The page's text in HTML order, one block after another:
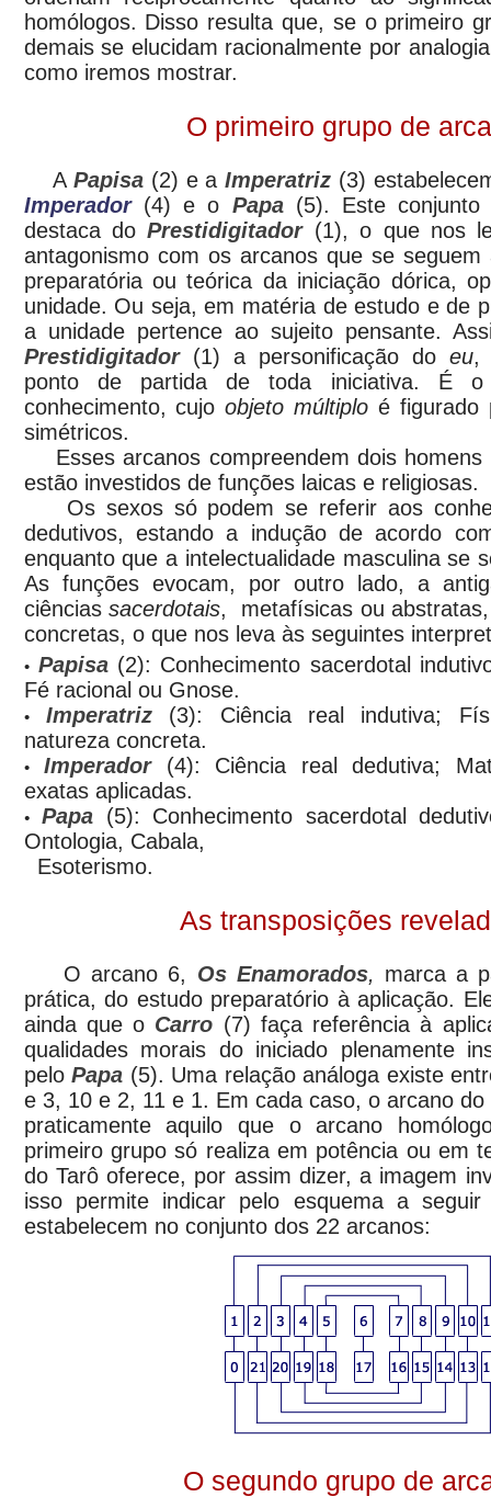
homólogos. Disso resulta que, se o primeiro
demais se elucidam racionalmente por
como iremos mostrar.
O primeiro grupo de
APapisa (2) e aImperatriz (3)
Imperador (4) e o Papa(5). Este conjunto
destaca doPrestidigitador(1), o que nos
antagonismo com os arcanos que se
preparatória ou teórica da iniciação dórica,
unidade. Ou seja, em matéria de estudo e de
a unidade pertence ao sujeito pensante.
Prestidigitador(1) a personificação doeu,
ponto de partida de toda iniciativa. É
conhecimento, cujoobjeto múltiplo é figurado
simétricos.
Esses arcanos compreendem dois homens
estão investidos de funções laicas e religiosas.
Os sexos só podem se referir aos
dedutivos, estando a indução de acordo
enquanto que a intelectualidade masculina se
As funções evocam, por outro lado, a
ciências sacerdotais, metafísicas ou
concretas, o que nos leva às seguintes
• Papisa(2): Conhecimento sacerdotal
Fé racional ou Gnose.
• Imperatriz(3): Ciência real indutiva;
natureza concreta.
• Imperador
(4): Ciência real dedutiva;
exatas aplicadas.
• Papa (5): Conhecimento sacerdotal
Ontologia, Cabala,
Esoterismo.
As transposições
O arcano 6, Os Enamorados, marca a
prática, do estudo preparatório à aplicação.
ainda que o Carro (7) faça referência à
qualidades morais do iniciado plenamente
peloPapa (5). Uma relação análoga existe
e 3, 10 e 2, 11 e 1. Em cada caso, o arcano
praticamente aquilo que o arcano
primeiro grupo só realiza em potência ou em
do Tarô oferece, por assim dizer, a imagem
isso permite indicar pelo esquema a
estabelecem no conjunto dos 22 arcanos:
O segundo grupo de